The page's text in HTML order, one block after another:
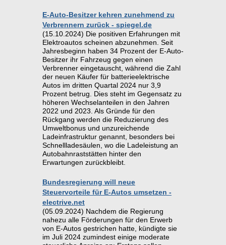
E-Auto-Besitzer kehren zunehmend zu
Verbrennern zurück - spiegel.de
(15.10.2024) Die positiven Erfahrungen mit
Elektroautos scheinen abzunehmen. Seit
Jahresbeginn haben 34 Prozent der E-Auto-
Besitzer ihr Fahrzeug gegen einen
Verbrenner eingetauscht, während die Zahl
der neuen Käufer für batterieelektrische
Autos im dritten Quartal 2024 nur 3,9
Prozent betrug. Dies steht im Gegensatz zu
höheren Wechselanteilen in den Jahren
2022 und 2023. Als Gründe für den
Rückgang werden die Reduzierung des
Umweltbonus und unzureichende
Ladeinfrastruktur genannt, besonders bei
Schnellladesäulen, wo die Ladeleistung an
Autobahnraststätten hinter den
Erwartungen zurückbleibt.
Bundesregierung will neue
Steuervorteile für E-Autos umsetzen -
electrive.net
(05.09.2024) Nachdem die Regierung
nahezu alle Förderungen für den Erwerb
von E-Autos gestrichen hatte, kündigte sie
im Juli 2024 zumindest einige moderate